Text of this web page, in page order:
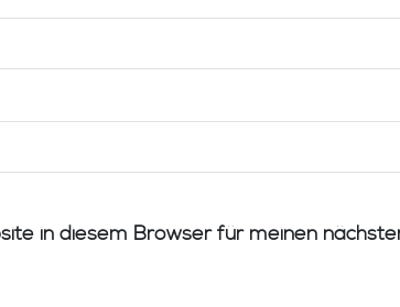
in diesem Browser für meinen